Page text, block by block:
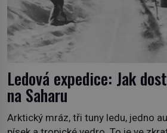
Ledová expedice: Jak
na Saharu
Arktický mráz, tři tuny ledu, jedno